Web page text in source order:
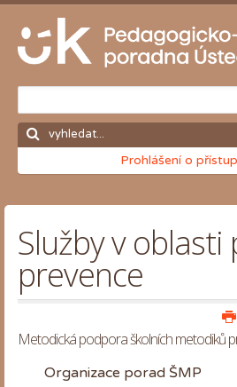
Prohlášení o
Služby v
prevence
Metodická podpora školních metodiků
Organizace porad ŠMP